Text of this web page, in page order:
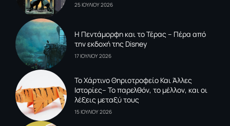
25 ΙΟΥΛΙΟΥ 2026
Η Πεντάμορφη και το Τέρας – Πέρα από
την εκδοχή της Disney
17 ΙΟΥΛΙΟΥ 2026
To Xάρτινο Θηριοτροφείο Και Άλλες
Ιστορίες– Το παρελθόν, το μέλλον, και οι
λέξεις μεταξύ τους
15 ΙΟΥΛΙΟΥ 2026